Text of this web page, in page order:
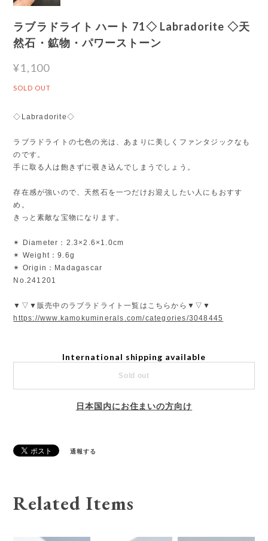
ラブラドライト ハート 71◇ Labradorite ◇天
然石・鉱物・パワーストーン
¥1,100
SOLD OUT
◇Labradorite◇
ラブラドライトの七色の光は、あまりに美しくファンタジックなも
のです。
手に取る人は飽きずに覗き込んでしまうでしょう。
存在感が強いので、天然石を一つだけお迎えしたい人にもおすす
め。
きっと素敵な宝物になります。
✴︎ Diameter：2.3×2.6×1.0cm
✴︎ Weight：9.6g
✴︎ Origin：Madagascar
No.241201
▼▽▼販売中のラブラドライト一覧はこちらから▼▽▼
https://www.kamokuminerals.com/categories/3048445
International shipping available
Sold out
日本国内にお住まいの方向け
通報する
Related Items